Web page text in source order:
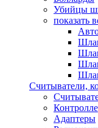
Убийцы
показать
Считыватели,
Адаптеры